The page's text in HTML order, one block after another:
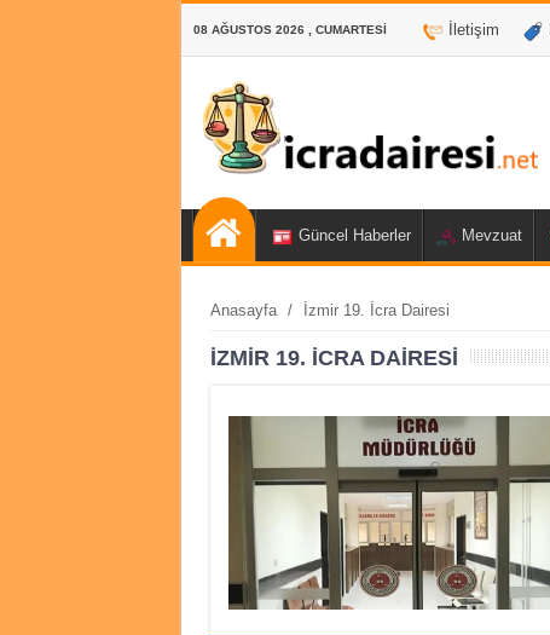
08 AĞUSTOS 2026 , CUMARTESI İletişim
Güncel Haberler Mevzuat
Anasayfa / İzmir 19. İcra Dairesi
İZMIR 19. İCRA DAIRESI